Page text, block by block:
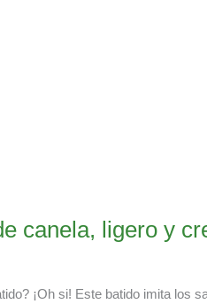
canela, ligero y
¡Oh si! Este batido imita los